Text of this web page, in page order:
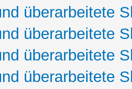
überarbeitete
überarbeitete
überarbeitete
überarbeitete